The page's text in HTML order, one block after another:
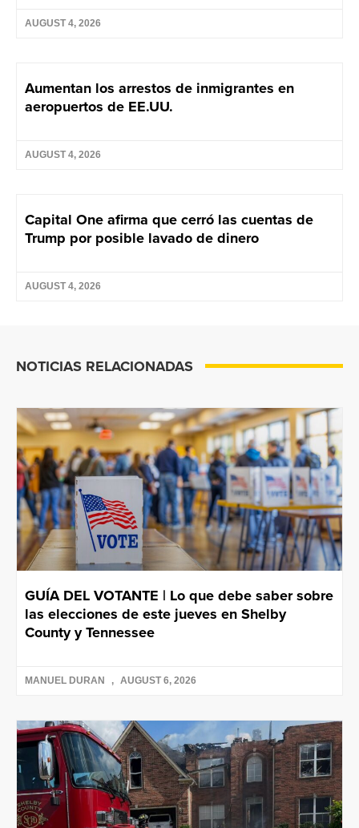
AUGUST 4, 2026
Aumentan los arrestos de inmigrantes en
aeropuertos de EE.UU.
AUGUST 4, 2026
Capital One afirma que cerró las cuentas de
Trump por posible lavado de dinero
AUGUST 4, 2026
NOTICIAS RELACIONADAS
GUÍA DEL VOTANTE | Lo que debe saber sobre
las elecciones de este jueves en Shelby
County y Tennessee
MANUEL DURAN AUGUST 6, 2026